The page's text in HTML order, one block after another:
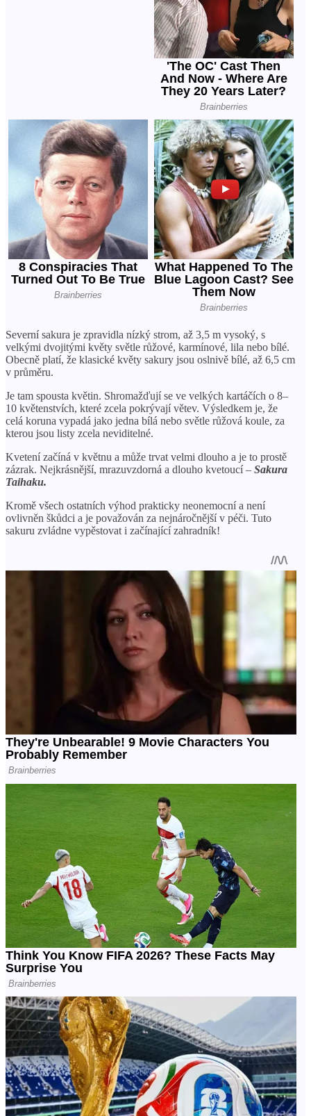
Severní sakura je zpravidla nízký strom, až 3,5 m vysoký, s
velkými dvojitými květy světle růžové, karmínové, lila nebo bílé.
Obecně platí, že klasické květy sakury jsou oslnivě bílé, až 6,5 cm
v průměru.
Je tam spousta květin. Shromažďují se ve velkých kartáčích o 8–
10 květenstvích, které zcela pokrývají větev. Výsledkem je, že
celá koruna vypadá jako jedna bílá nebo světle růžová koule, za
kterou jsou listy zcela neviditelné.
Kvetení začíná v květnu a může trvat velmi dlouho a je to prostě
zázrak. Nejkrásnější, mrazuvzdorná a dlouho kvetoucí – Sakura
Taihaku.
Kromě všech ostatních výhod prakticky neonemocní a není
ovlivněn škůdci a je považován za nejnáročnější v péči. Tuto
sakuru zvládne vypěstovat i začínající zahradník!